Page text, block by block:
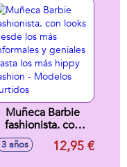
Muñeca Barbie
fashionista. con
looks desde los
más informales y
3 años 12,95 €